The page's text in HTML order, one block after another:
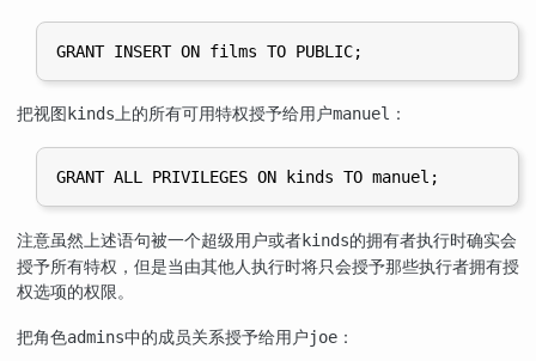
把视图 kinds上的所有可用特权授予给用户manuel ：
注意虽然上述语句被一个超级用户或者kinds的拥有者执行时确实会
授予所有特权，但是当由其他人执行时将只会授予那些执行者拥有授
权选项的权限。
把角色admins中的成员关系授予给用户joe ：